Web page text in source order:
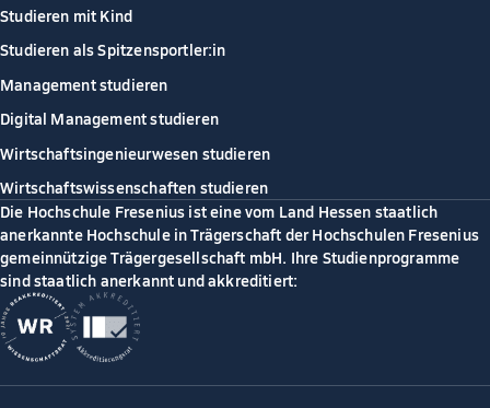
Studieren mit Kind
Studieren als Spitzensportler:in
Management studieren
Digital Management studieren
Wirtschaftsingenieurwesen studieren
Wirtschaftswissenschaften studieren
Die Hochschule Fresenius ist eine vom Land Hessen staatlich
anerkannte Hochschule in Trägerschaft der Hochschulen Fresenius
gemeinnützige Trägergesellschaft mbH. Ihre Studienprogramme
sind staatlich anerkannt und akkreditiert: